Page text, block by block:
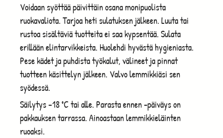
Voidaan syöttää päivittäin osana monipuolista
ruokavaliota. Tarjoa heti sulatuksen jälkeen. Luuta tai
rustoa sisältäviä tuotteita ei saa kypsentää. Sulata
erillään elintarvikkeista. Huolehdi hyvästä hygieniasta.
Pese kädet ja puhdista työkalut, välineet ja pinnat
tuotteen käsittelyn jälkeen. Valvo lemmikkiäsi sen
syödessä.
Säilytys –18 ˚C tai alle. Parasta ennen -päiväys on
pakkauksen tarrassa. Ainoastaan lemmikkieläinten
ruoaksi.